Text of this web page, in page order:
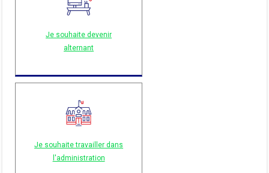
Je souhaite devenir
alternant
Je souhaite travailler dans
l'administration